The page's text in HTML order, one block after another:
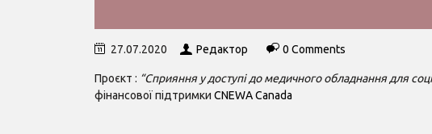
27.07.2020 Редактор 0 Comments
Проєкт : “Сприяння у доступі до медичного обладнання для
фінансової підтримки CNEWA Canada